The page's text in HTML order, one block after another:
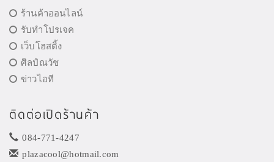
ร้านค้าออนไลน์
รับทำโปรเจค
เว็บโฮสติ้ง
ศิลป์ณวัช
ข่าวไอที
ติดต่อเปิดร้านค้า
084-771-4247
plazacool@hotmail.com